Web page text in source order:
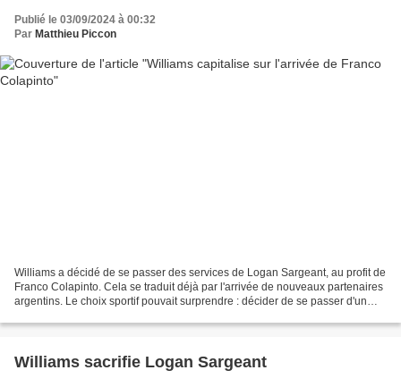
Publié le 03/09/2024 à 00:32
Par Matthieu Piccon
Williams a décidé de se passer des services de Logan Sargeant, au profit de
Franco Colapinto. Cela se traduit déjà par l'arrivée de nouveaux partenaires
argentins. Le choix sportif pouvait surprendre : décider de se passer d'un
Williams sacrifie Logan Sargeant